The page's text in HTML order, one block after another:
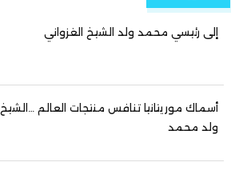
إلى رئيسي محمد ولد الشيخ الغزواني
أسماك موريتانيا تنافس منتجات العالم …الشيخ
ولد محمد